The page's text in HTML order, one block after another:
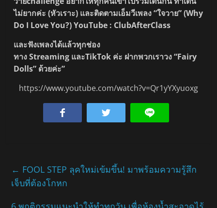
ไม่ยากค่ะ (หัวเราะ) และติดตามเอ็มวีเพลง “ใจวาย”(Why
Do I Love You?)YouTube : ClubAfterClass
และฟังเพลงได้แล้วทุกช่อง
ทาง Streaming และTikTok ค่ะ ฝากพวกเราวง “Fairy
Dolls” ด้วยค่ะ”
https://www.youtube.com/watch?v=Qr1yYXyuoxg
← FOOL STEP ลุคใหม่เข้มขึ้น! มาพร้อมความรู้สึก
เจ็บที่ต้องโกหก